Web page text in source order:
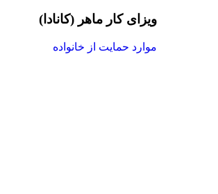
ویزای کار ماهر (کانادا)
موارد حمایت از خانواده